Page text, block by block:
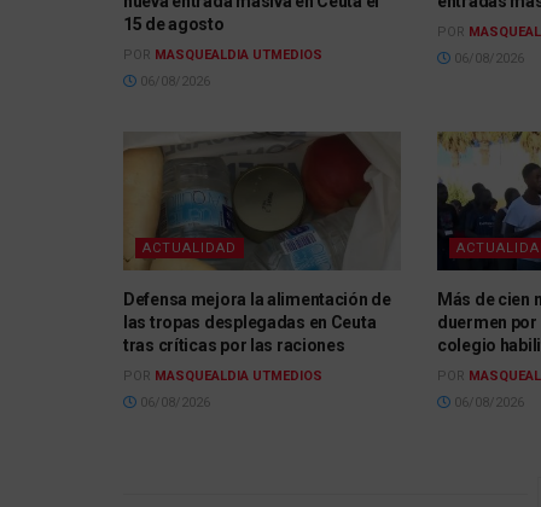
15 de agosto
POR MASQUEALDIA UTMEDIOS
06/08/2026
POR
06/08/2026
ACTUALIDAD
Defensa mejora la alimentación de
las tropas desplegadas en Ceuta
tras críticas por las raciones
POR MASQUEALDIA UTMEDIOS
06/08/2026
Más de cien
duermen por
colegio
POR
06/08/2026